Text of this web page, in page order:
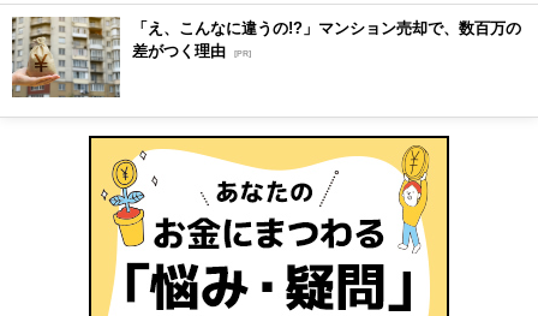
「え、こんなに違うの!?」マンション売却で、数百万の
差がつく理由 [PR]